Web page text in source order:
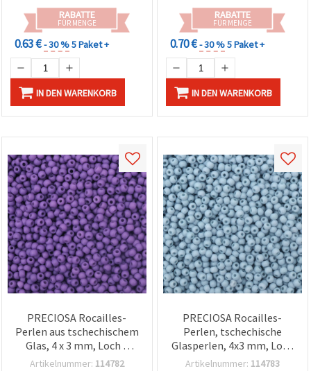
RABATTE
FÜR MENGE
0.63 €- 30 %5 Paket +
IN DEN WARENKORB
RABATTE
FÜR MENGE
0.70 €- 30 %5 Paket +
IN DEN WARENKORB
PRECIOSA Rocailles-
Perlen aus tschechischem
Glas, 4 x 3 mm, Loch 1
mm, opak matt
Artikelnummer: 114782
PRECIOSA Rocailles-
Perlen, tschechische
Glasperlen, 4x3 mm, Loch
1 mm, opak matt
Artikelnummer: 114783